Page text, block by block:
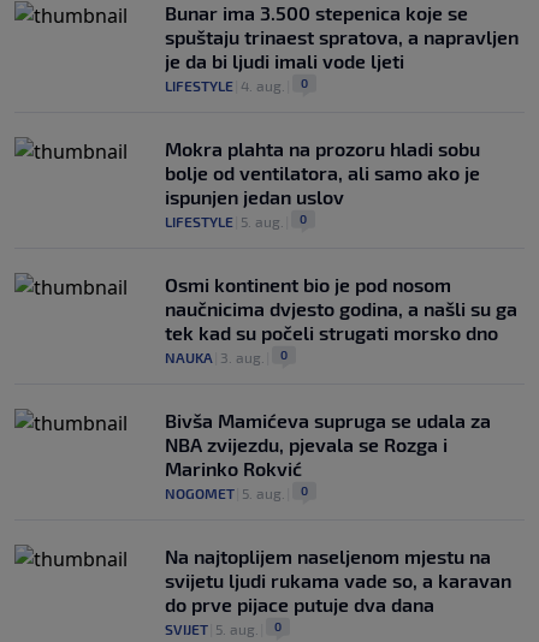
Bunar imа 3.500 stepenica koje se
spuštaju trinaest spratova, a napravljen
je da bi ljudi imali vode ljeti
LIFESTYLE 4. aug. 0
Mokra plahta na prozoru hladi sobu
bolje od ventilatora, ali samo ako je
ispunjen jedan uslov
LIFESTYLE 5. aug. 0
Osmi kontinent bio je pod nosom
naučnicima dvjesto godina, a našli su ga
tek kad su počeli strugati morsko dno
NAUKA 3. aug. 0
Bivša Mamićeva supruga se udala za
NBA zvijezdu, pjevala se Rozga i
Marinko Rokvić
NOGOMET 5. aug. 0
Na najtoplijem naseljenom mjestu na
svijetu ljudi rukama vade so, a karavan
do prve pijace putuje dva dana
SVIJET 5. aug. 0